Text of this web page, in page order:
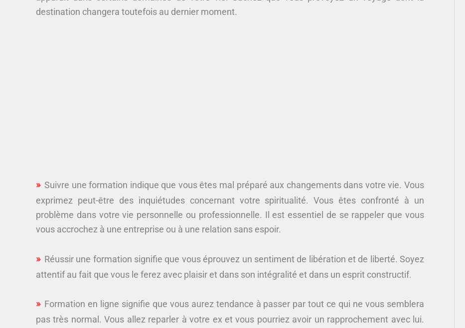
destination changera toutefois au dernier moment.
Suivre une formation indique que vous êtes mal préparé aux changements dans votre vie. Vous
exprimez peut-être des inquiétudes concernant votre spiritualité. Vous êtes confronté à un
problème dans votre vie personnelle ou professionnelle. Il est essentiel de se rappeler que vous
vous accrochez à une entreprise ou à une relation sans espoir.
Réussir une formation signifie que vous éprouvez un sentiment de libération et de liberté. Soyez
attentif au fait que vous le ferez avec plaisir et dans son intégralité et dans un esprit constructif.
Formation en ligne signifie que vous aurez tendance à passer par tout ce qui ne vous semblera
pas très normal. Vous allez reparler à votre ex et vous pourriez avoir un rapprochement avec lui.